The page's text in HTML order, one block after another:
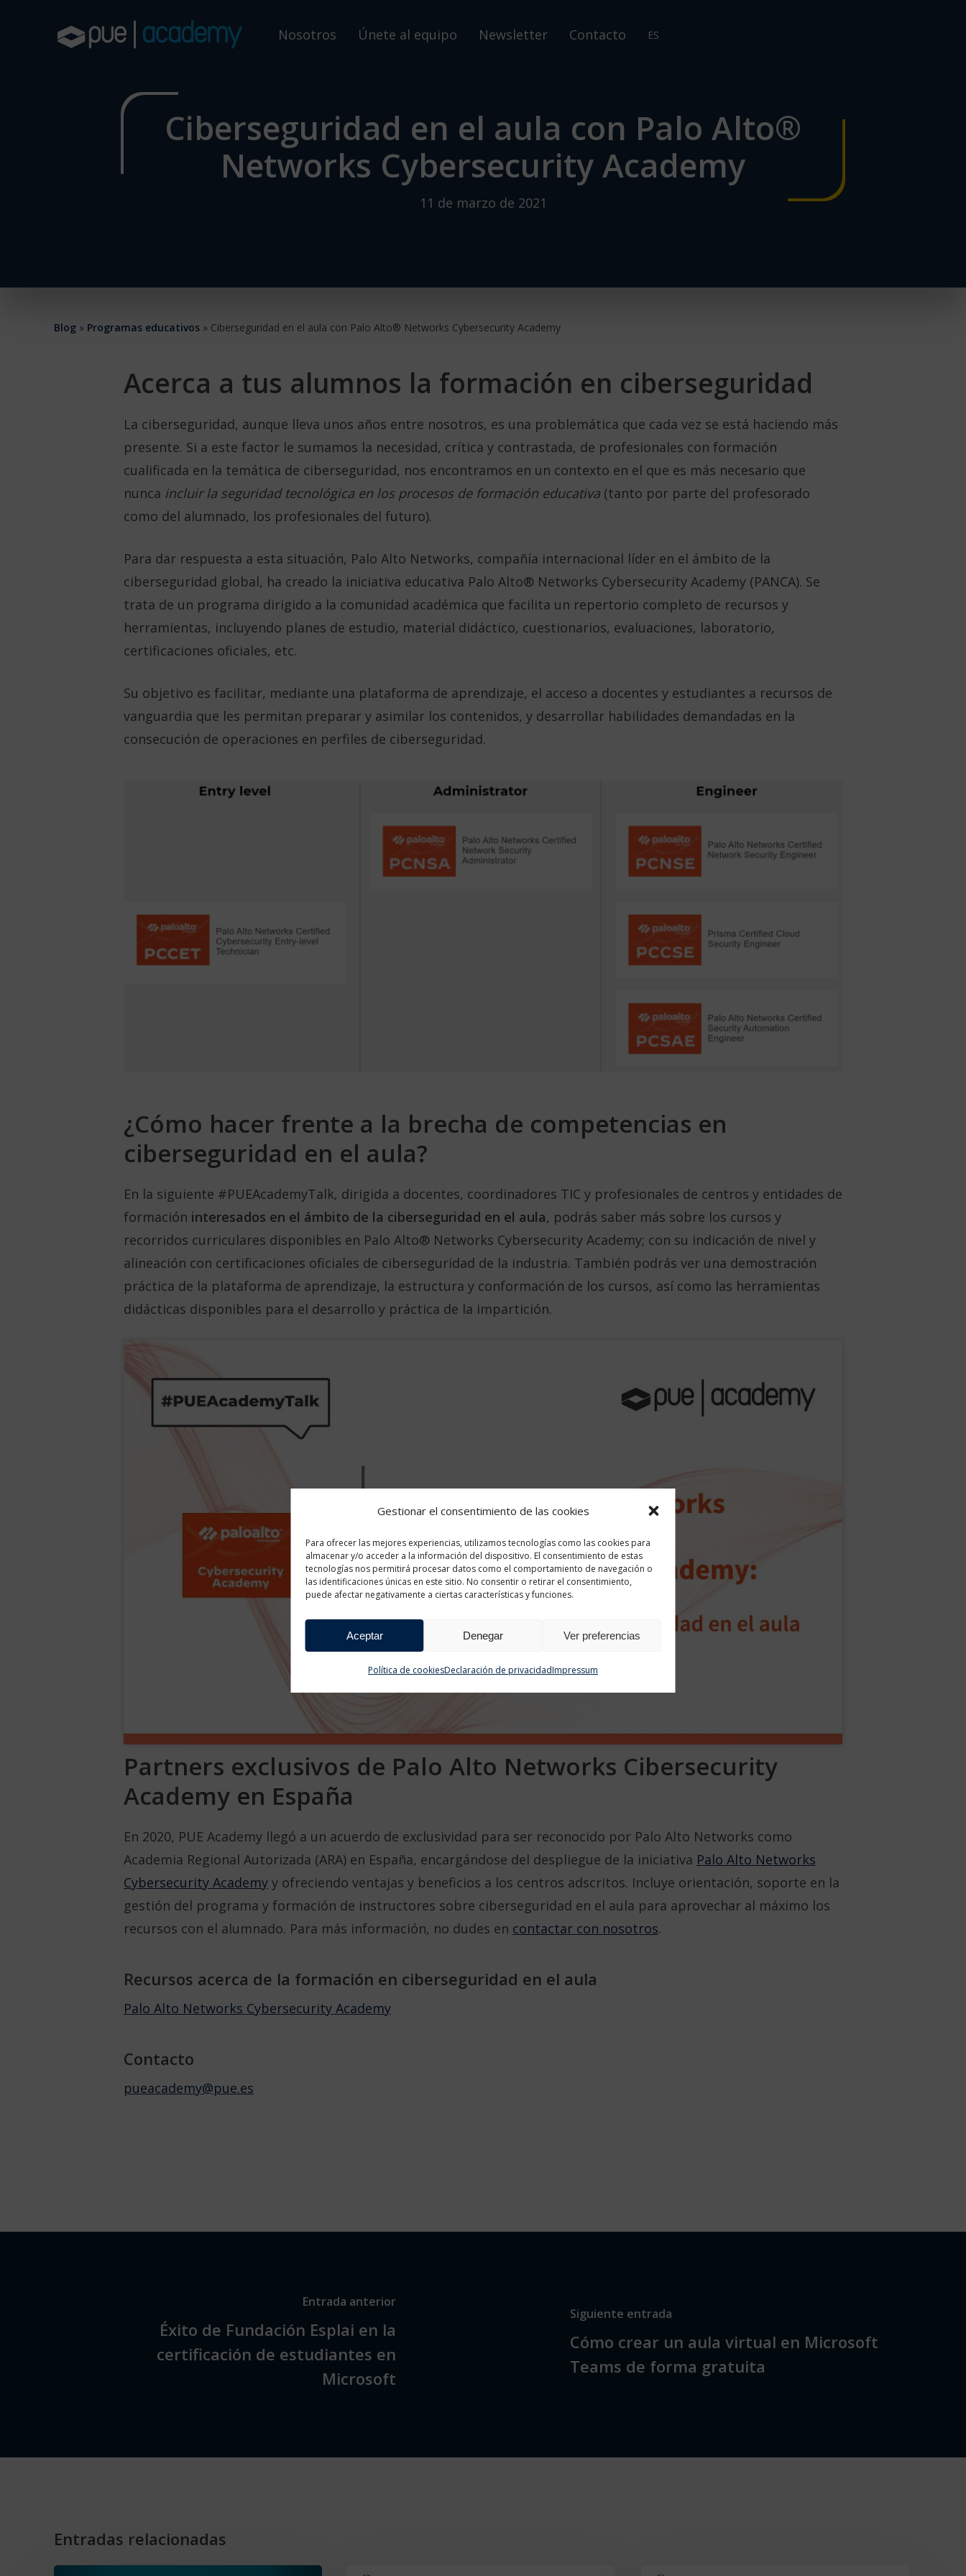
Gestionar el consentimiento de las cookies
Para ofrecer las mejores experiencias, utilizamos tecnologías como las cookies para
almacenar y/o acceder a la información del dispositivo. El consentimiento de estas
tecnologías nos permitirá procesar datos como el comportamiento de navegación o
las identificaciones únicas en este sitio. No consentir o retirar el consentimiento,
puede afectar negativamente a ciertas características y funciones.
Aceptar Denegar Ver preferencias
Política de cookiesDeclaración de privacidadImpressum
Nosotros Únete al equipo Newsletter Contacto ES
Ciberseguridad en el aula con Palo Alto®
Networks Cybersecurity Academy
11 de marzo de 2021
Blog » Programas educativos » Ciberseguridad en el aula con Palo Alto® Networks Cybersecurity Academy
Acerca a tus alumnos la formación en ciberseguridad
La ciberseguridad, aunque lleva unos años entre nosotros, es una problemática que cada vez se está haciendo más
presente. Si a este factor le sumamos la necesidad, crítica y contrastada, de profesionales con formación
cualificada en la temática de ciberseguridad, nos encontramos en un contexto en el que es más necesario que
nunca incluir la seguridad tecnológica en los procesos de formación educativa (tanto por parte del profesorado
como del alumnado, los profesionales del futuro).
Para dar respuesta a esta situación, Palo Alto Networks, compañía internacional líder en el ámbito de la
ciberseguridad global, ha creado la iniciativa educativa Palo Alto® Networks Cybersecurity Academy (PANCA). Se
trata de un programa dirigido a la comunidad académica que facilita un repertorio completo de recursos y
herramientas, incluyendo planes de estudio, material didáctico, cuestionarios, evaluaciones, laboratorio,
certificaciones oficiales, etc.
Su objetivo es facilitar, mediante una plataforma de aprendizaje, el acceso a docentes y estudiantes a recursos de
vanguardia que les permitan preparar y asimilar los contenidos, y desarrollar habilidades demandadas en la
consecución de operaciones en perfiles de ciberseguridad.
¿Cómo hacer frente a la brecha de competencias en
ciberseguridad en el aula?
En la siguiente #PUEAcademyTalk, dirigida a docentes, coordinadores TIC y profesionales de centros y entidades de
formación interesados en el ámbito de la ciberseguridad en el aula, podrás saber más sobre los cursos y
recorridos curriculares disponibles en Palo Alto® Networks Cybersecurity Academy; con su indicación de nivel y
alineación con certificaciones oficiales de ciberseguridad de la industria. También podrás ver una demostración
práctica de la plataforma de aprendizaje, la estructura y conformación de los cursos, así como las herramientas
didácticas disponibles para el desarrollo y práctica de la impartición.
y permitir este contenido
Partners exclusivos de Palo Alto Networks Cibersecurity
Academy en España
En 2020, PUE Academy llegó a un acuerdo de exclusividad para ser reconocido por Palo Alto Networks como
Academia Regional Autorizada (ARA) en España, encargándose del despliegue de la iniciativa Palo Alto Networks
Cybersecurity Academy y ofreciendo ventajas y beneficios a los centros adscritos. Incluye orientación, soporte en la
gestión del programa y formación de instructores sobre ciberseguridad en el aula para aprovechar al máximo los
recursos con el alumnado. Para más información, no dudes en contactar con nosotros.
Recursos acerca de la formación en ciberseguridad en el aula
Palo Alto Networks Cybersecurity Academy
Contacto
pueacademy@pue.es
Entrada anterior
Éxito de Fundación Esplai en la
certificación de estudiantes en
Microsoft
Siguiente entrada
Cómo crear un aula virtual en Microsoft
Teams de forma gratuita
Entradas relacionadas